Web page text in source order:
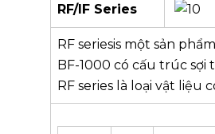
RF/IF Series
RF seriesis một sản
BF-1000 có cấu trúc sợi
RF series là loại vật liệu